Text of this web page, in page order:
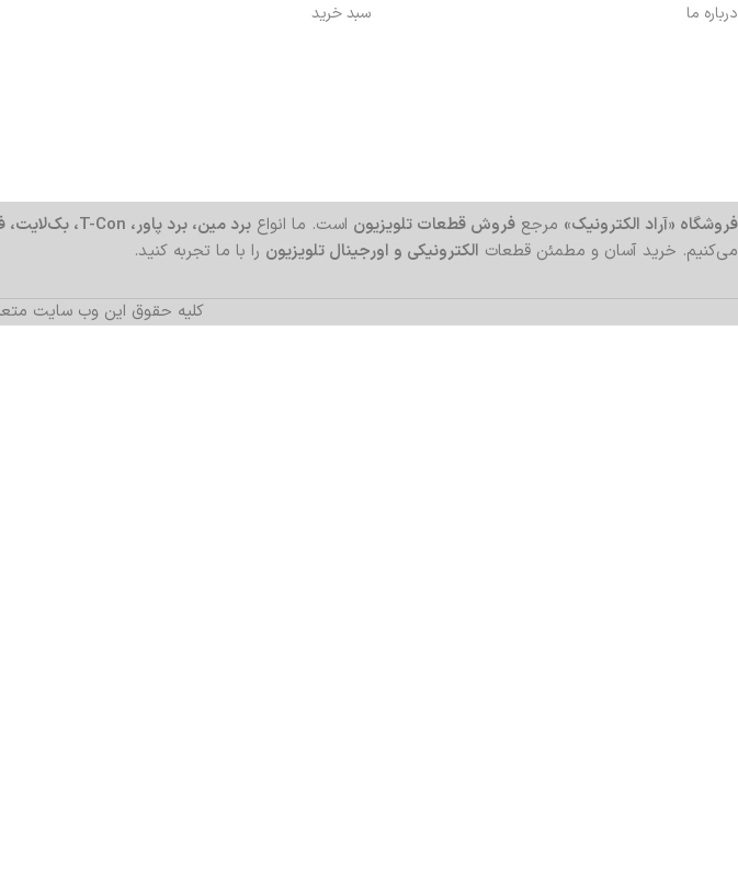
درباره ما
سبد خرید
فروشگاه «آراد الکترونیک» مرجع فروش قطعات تلویزیون است. ما انواع برد مین، برد پاور، T-Con، بک‌لایت، فلت و پنل
می‌کنیم. خرید آسان و مطمئن قطعات الکترونیکی و اورجینال تلویزیون را با ما تجربه کنید.
کلیه حقوق این وب سایت